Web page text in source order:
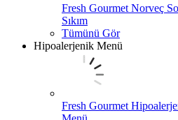
Fresh Gourmet Norveç
Sıkım
Tümünü Gör
Hipoalerjenik Menü
Fresh Gourmet